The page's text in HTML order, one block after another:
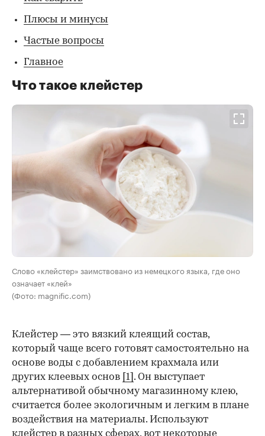
Плюсы и минусы
Частые вопросы
Главное
Что такое клейстер
Слово «клейстер» заимствовано из немецкого языка, где оно
означает «клей»
(Фото: magnific.com)
Клейстер — это вязкий клеящий состав,
который чаще всего готовят самостоятельно на
основе воды с добавлением крахмала или
других клеевых основ [1] . Он выступает
альтернативой обычному магазинному клею,
считается более экологичным и легким в плане
воздействия на материалы. Используют
клейстер в разных сферах, вот некоторые